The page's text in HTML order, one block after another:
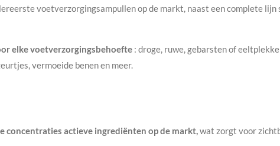
voetverzorgingsampullen op de markt, naast een complete lijn
elke voetverzorgingsbehoefte : droge, ruwe, gebarsten of
vermoeide benen en meer.
concentraties actieve ingrediënten op de markt, wat zorgt voor